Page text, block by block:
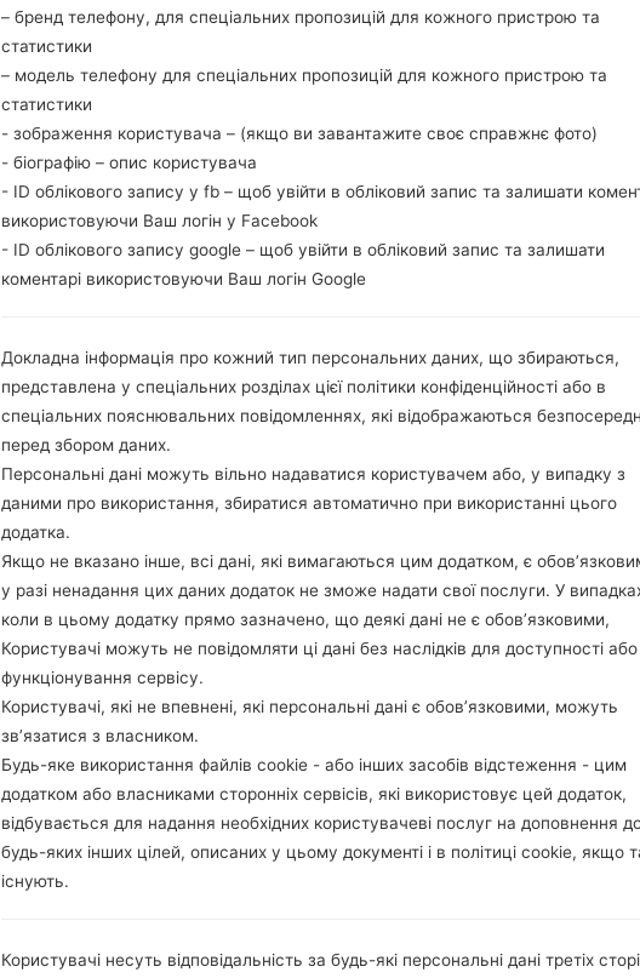
qdt2pj7m8g
ТИП
РОЗМІР ФАЙЛУ 1.66 GiB
ОПЕРАЦІЙНА
СИСТЕМА
PDA/
CSC ВЕРСІЯ J710MNUUB4CSA2
ОПИС Unknown ХЕШ
1.ПЕРЕВІРТИ НАЯВНІСТЬ RECAPTCHA
– бренд телефону, для спеціальних пропозицій для кожного пристрою та
статистики
– модель телефону для спеціальних пропозицій для кожного пристрою та
статистики
- зображення користувача – (якщо ви завантажите своє справжнє фото)
- біографію – опис користувача
- ID облікового запису у fb – щоб увійти в обліковий запис та залишати
використовуючи Ваш логін у Facebook
- ID облікового запису google – щоб увійти в обліковий запис та залишати
коментарі використовуючи Ваш логін Google
Докладна інформація про кожний тип персональних даних, що збираються,
представлена у спеціальних розділах цієї політики конфіденційності або в
спеціальних пояснювальних повідомленнях, які відображаються
перед збором даних.
Персональні дані можуть вільно надаватися користувачем або, у випадку з
даними про використання, збиратися автоматично при використанні цього
додатка.
Якщо не вказано інше, всі дані, які вимагаються цим додатком, є
у разі ненадання цих даних додаток не зможе надати свої послуги. У
коли в цьому додатку прямо зазначено, що деякі дані не є обов’язковими,
Користувачі можуть не повідомляти ці дані без наслідків для доступності або
функціонування сервісу.
Користувачі, які не впевнені, які персональні дані є обов’язковими, можуть
зв’язатися з власником.
Будь-яке використання файлів cookie - або інших засобів відстеження - цим
додатком або власниками сторонніх сервісів, які використовує цей додаток,
відбувається для надання необхідних користувачеві послуг на доповнення
будь-яких інших цілей, описаних у цьому документі і в політиці cookie, якщо
існують.
Користувачі несуть відповідальність за будь-які персональні дані третіх